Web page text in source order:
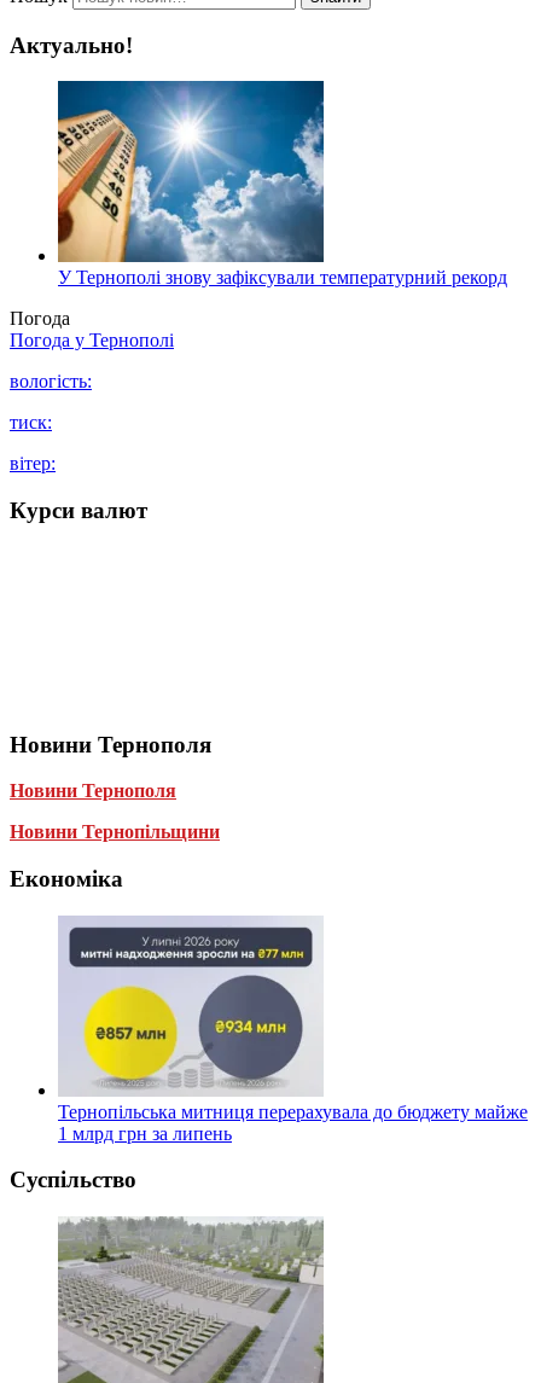
Актуально!
У Тернополі знову зафіксували температурний рекорд
Погода
Погода у Тернополі
вологість:
тиск:
вітер:
Курси валют
Новини Тернополя
Новини Тернополя
Новини Тернопільщини
Економіка
Тернопільська митниця перерахувала до бюджету майже
1 млрд грн за липень
Суспільство